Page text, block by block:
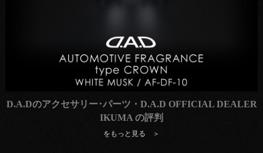
D.A.Dのアクセサリー･パーツ・D.A.D OFFICIAL DEALER
IKUMA の評判
をもっと見る ＞